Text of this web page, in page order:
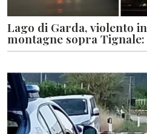
Lago di Garda, violento
montagne sopra Tignale: